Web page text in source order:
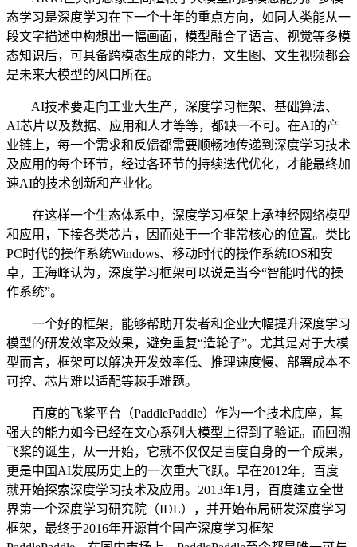
态学习是深度学习在下一个十年的重点方向，如同人类能从一
段文字描述中构想出一幅画面，模型融合了语言、视觉等多模
态知识后，可具备跨模态生成的能力，文生图、文生视频都会
是未来大模型的风口所在。
AI技术要走向工业大生产，深度学习框架、基础算法、
AI芯片以及数据、应用和人才等等，都缺一不可。在AI的产
业链上，每一个需求和反馈都需要顺畅地传递到深度学习技术
及应用的每个环节，经过各环节的持续迭代优化，才能最终加
速AI的技术创新和产业化。
在这样一个生态体系中，深度学习框架上承神经网络模型
和应用，下接各类芯片，因而处于一个非常核心的位置。类比
PC时代的操作系统Windows、移动时代的操作系统IOS和安
卓，王海峰认为，深度学习框架可以说是当今“智能时代的操
作系统”。
一个好的框架，能够帮助开发者和企业大幅提升深度学习
模型的研发效率及效果，避免重复“造轮子”。尤其是对于大模
型而言，框架可以解决开发效率低、推理速度慢、部署成本不
可控、芯片难以适配等棘手难题。
百度的飞桨平台（PaddlePaddle）作为一个技术底座，其
强大的能力如今已经在文心系列大模型上得到了验证。而回溯
飞桨的诞生，从一开始，它就不仅仅是百度自身的一个成果，
更是中国AI发展历史上的一次重大飞跃。早在2012年，百度
就开始探索深度学习技术及应用。2013年1月，百度建立全世
界第一个深度学习研究院（IDL），并开始布局研发深度学习
框架，最终于2016年开源首个国产深度学习框架